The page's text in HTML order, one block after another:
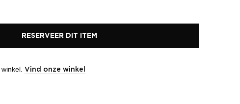
RESERVEER DIT ITEM
Vind onze winkel